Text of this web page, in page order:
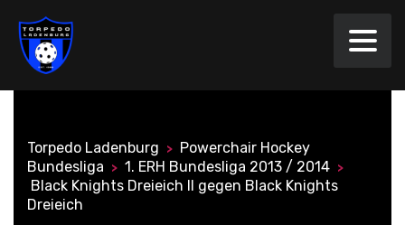
Torpedo Ladenburg > Powerchair Hockey
Bundesliga
> 1. ERH Bundesliga 2013 / 2014 >
Black Knights Dreieich II gegen Black Knights
Dreieich